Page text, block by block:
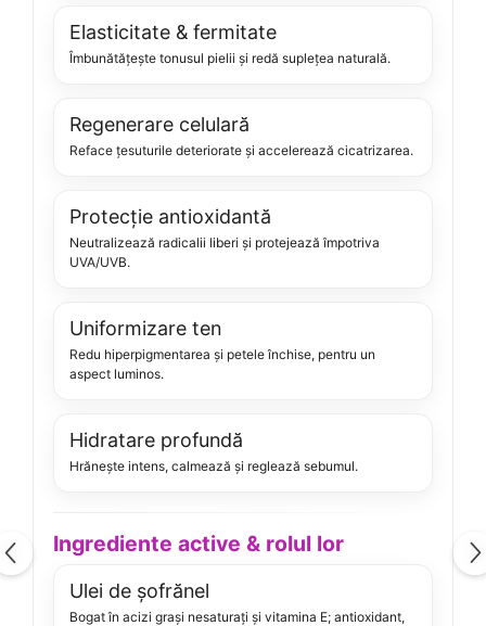
Elasticitate & fermitate
Îmbunătățește tonusul pielii și redă suplețea naturală.
Regenerare celulară
Reface țesuturile deteriorate și accelerează cicatrizarea.
Protecție antioxidantă
Neutralizează radicalii liberi și protejează împotriva
UVA/UVB.
Uniformizare ten
Redu hiperpigmentarea și petele închise, pentru un
aspect luminos.
Hidratare profundă
Hrănește intens, calmează și reglează sebumul.
Ingrediente active & rolul lor
Ulei de șofrănel
Bogat în acizi grași nesaturați și vitamina E; antioxidant,